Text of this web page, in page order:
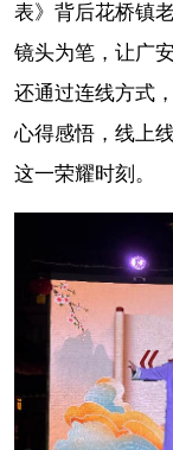
表》背后花桥镇
镜头为笔，让广
还通过连线方式
心得感悟，线上
这一荣耀时刻。